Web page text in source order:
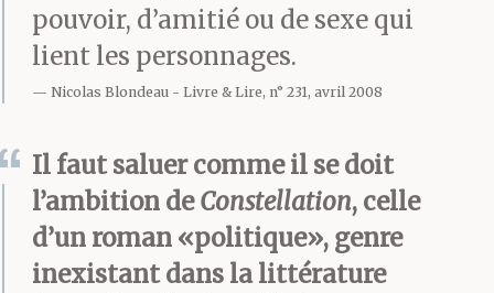
pouvoir, d’amitié ou de sexe qui
lient les personnages.
Nicolas Blondeau Livre & Lire, n° 231, avril 2008
Il faut saluer comme il se doit
l’ambition deConstellation, celle
d’un roman «politique», genre
inexistant dans la littérature